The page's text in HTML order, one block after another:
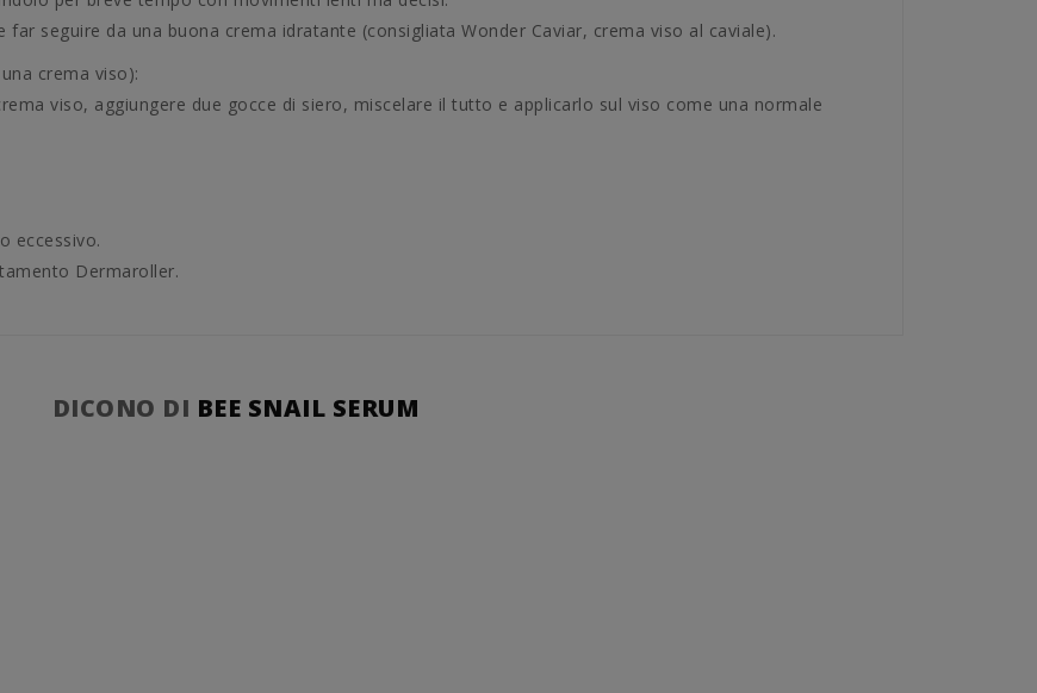
seguire da una buona crema idratante (consigliata Wonder Caviar, crema viso al caviale).
crema viso):
viso, aggiungere due gocce di siero, miscelare il tutto e applicarlo sul viso come una normale
eccessivo.
Dermaroller.
DICONO DI BEE SNAIL SERUM